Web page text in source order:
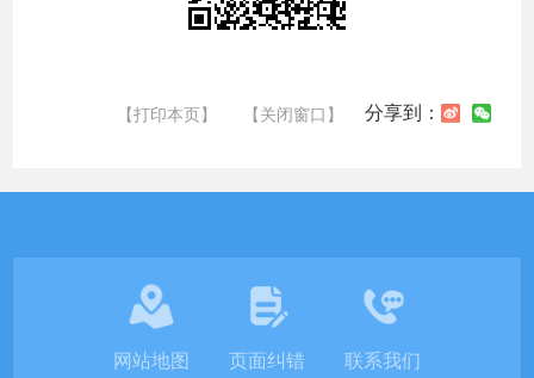
【打印本页】 【关闭窗口】 分享到：
网站地图 页面纠错 联系我们